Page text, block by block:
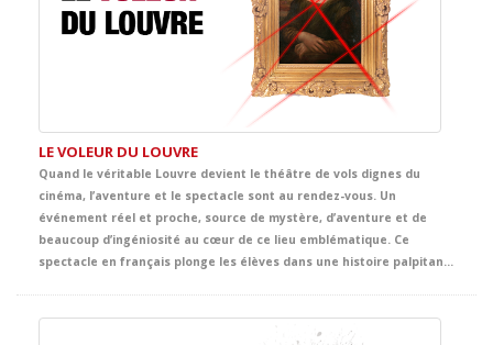
LE VOLEUR DU LOUVRE
Quand le véritable Louvre devient le théâtre de vols dignes du
cinéma, l’aventure et le spectacle sont au rendez-vous. Un
événement réel et proche, source de mystère, d’aventure et de
beaucoup d’ingéniosité au cœur de ce lieu emblématique. Ce
spectacle en français plonge les élèves dans une histoire palpitante d’énigmes, de poursuites, d’humour et de suspects inattendus. Entre œuvres d’art, indices cachés et rebondissements surprenants, la scène se transforme en une grande aventure policière, digne de Tintin lui-même, pleine de rythme et d’émotion.